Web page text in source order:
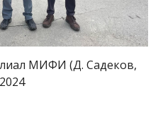
МИФИ (Д. Садеков,